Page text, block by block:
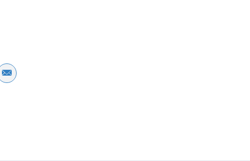
Share by Email